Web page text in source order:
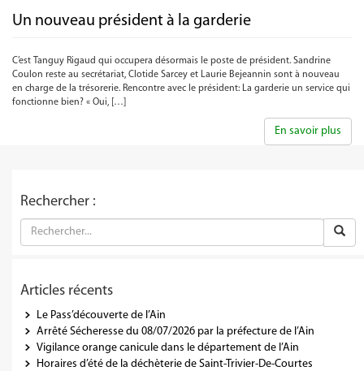
Un nouveau président à la garderie
C’est Tanguy Rigaud qui occupera désormais le poste de président. Sandrine
Coulon reste au secrétariat, Clotide Sarcey et Laurie Bejeannin sont à nouveau
en charge de la trésorerie. Rencontre avec le président: La garderie un service qui
fonctionne bien? « Oui, […]
En savoir plus
Rechercher :
Articles récents
Le Pass’découverte de l’Ain
Arrêté Sécheresse du 08/07/2026 par la préfecture de l’Ain
Vigilance orange canicule dans le département de l’Ain
Horaires d’été de la déchèterie de Saint-Trivier-De-Courtes